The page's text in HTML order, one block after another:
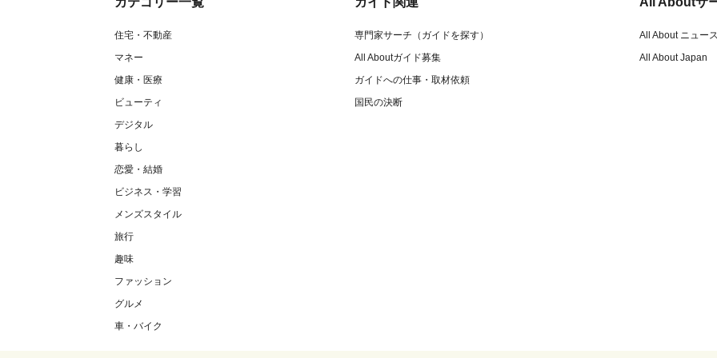
住宅・不動産
マネー
健康・医療
ビューティ
デジタル
暮らし
恋愛・結婚
ビジネス・学習
メンズスタイル
旅行
趣味
ファッション
グルメ
車・バイク
専門家サーチ（ガイドを探す）
All Aboutガイド募集
ガイドへの仕事・取材依頼
国民の決断
All About ニュース
All About Japan